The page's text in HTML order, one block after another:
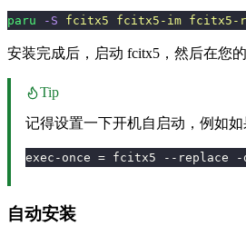
paru -S fcitx5 fcitx5-im fcitx5-
安装完成后，启动 fcitx5，然后在您
Tip
记得设置一下开机自启动，例如
exec-once = fcitx5 --replace -
自动安装